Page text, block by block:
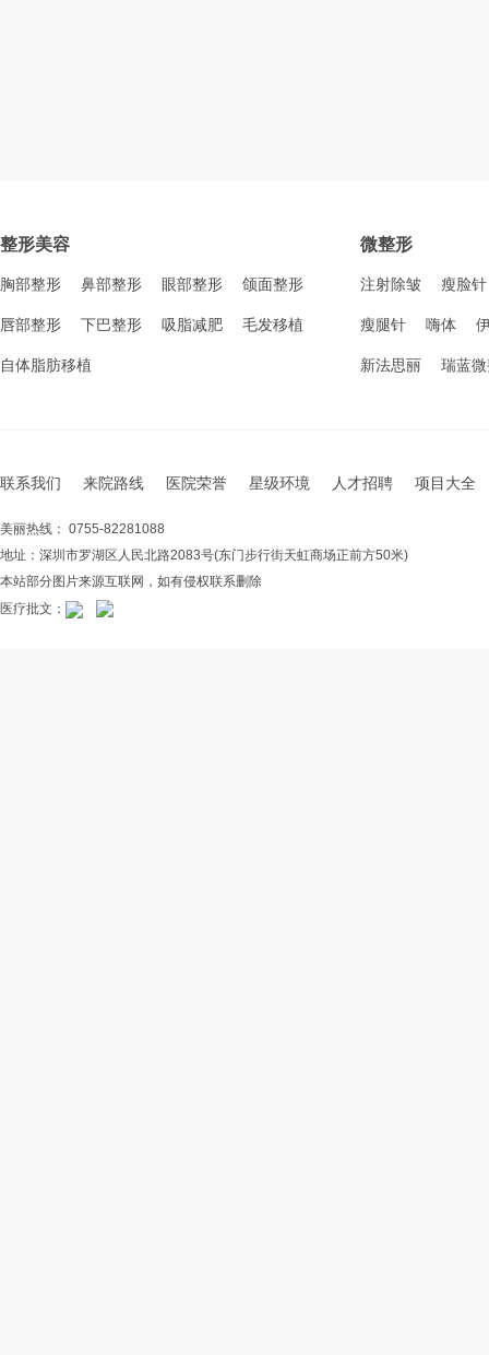
整形美容
胸部整形 鼻部整形 眼部整形 颌面整形
唇部整形 下巴整形 吸脂减肥 毛发移植
自体脂肪移植
微整形
注射除皱 瘦脸针
瘦腿针 嗨体
新法思丽 瑞蓝
联系我们 来院路线 医院荣誉 星级环境 人才招聘 项目大全
美丽热线： 0755-82281088
地址：深圳市罗湖区人民北路2083号(东门步行街天虹商场正前方50米)
本站部分图片来源互联网，如有侵权联系删除
医疗批文：